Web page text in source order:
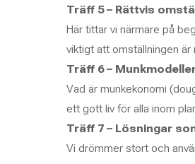
Träff 5 – Rättvis
Här tittar vi närmare på
viktigt att omställningen
Träff 6 –
Vad är munkekonomi
ett gott liv för alla inom
Träff 7 – Lösningar
Vi drömmer stort och